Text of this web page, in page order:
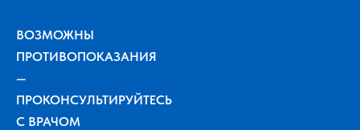
ВОЗМОЖНЫ
ПРОТИВОПОКАЗАНИЯ
—
ПРОКОНСУЛЬТИРУЙТЕСЬ
С ВРАЧОМ